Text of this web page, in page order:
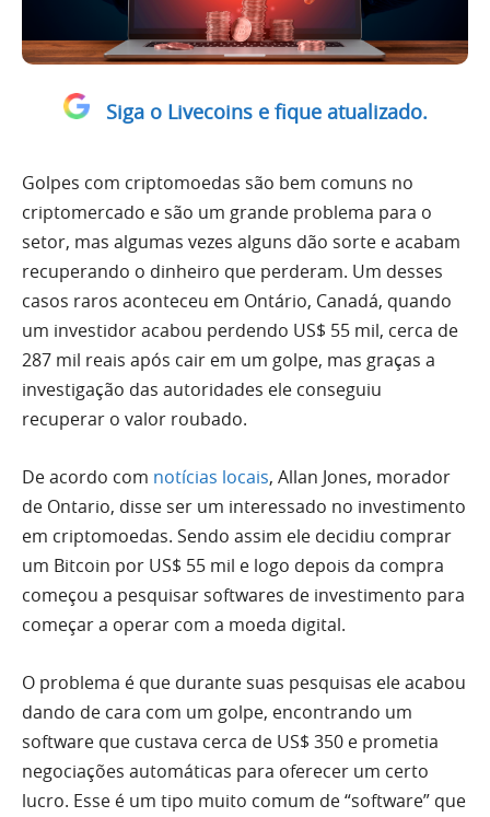
Siga o Livecoins e fique atualizado.
Golpes com criptomoedas são bem comuns no
criptomercado e são um grande problema para o
setor, mas algumas vezes alguns dão sorte e acabam
recuperando o dinheiro que perderam. Um desses
casos raros aconteceu em Ontário, Canadá, quando
um investidor acabou perdendo US$ 55 mil, cerca de
287 mil reais após cair em um golpe, mas graças a
investigação das autoridades ele conseguiu
recuperar o valor roubado.
De acordo com notícias locais, Allan Jones, morador
de Ontario, disse ser um interessado no investimento
em criptomoedas. Sendo assim ele decidiu comprar
um Bitcoin por US$ 55 mil e logo depois da compra
começou a pesquisar softwares de investimento para
começar a operar com a moeda digital.
O problema é que durante suas pesquisas ele acabou
dando de cara com um golpe, encontrando um
software que custava cerca de US$ 350 e prometia
negociações automáticas para oferecer um certo
lucro. Esse é um tipo muito comum de “software” que